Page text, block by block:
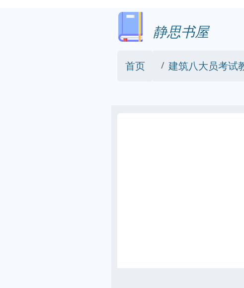
静思书屋
首页 建筑八大员考试